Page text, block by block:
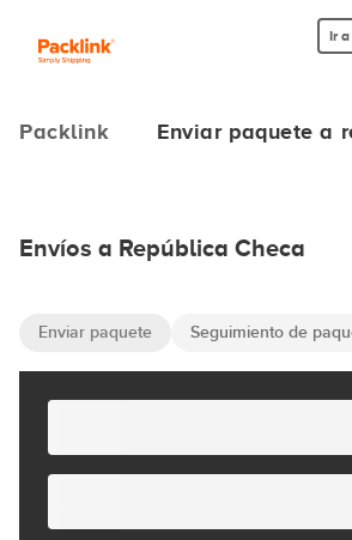
Ir
Packlink Enviar paquete a
Envíos a República Checa
Enviar paquete Seguimiento de